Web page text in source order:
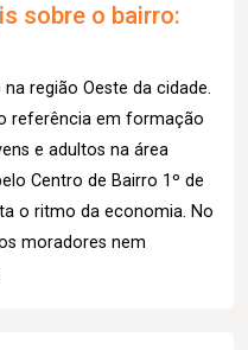
sobre o bairro:
região Oeste da cidade.
referência em formação
e adultos na área
Centro de Bairro 1º de
o ritmo da economia. No
moradores nem